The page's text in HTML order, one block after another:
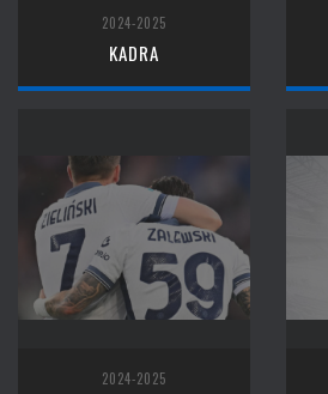
2024-2025
KADRA
2024-2025